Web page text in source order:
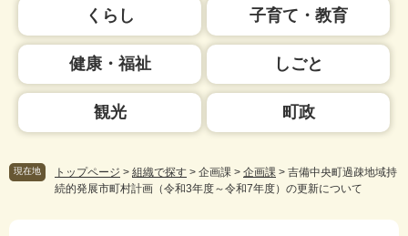
くらし 子育て・教育
健康・福祉 しごと
観光 町政
現在地 トップページ > 組織で探す > 企画課 > 企画課 > 吉備中央町過疎地域持
続的発展市町村計画（令和3年度～令和7年度）の更新について